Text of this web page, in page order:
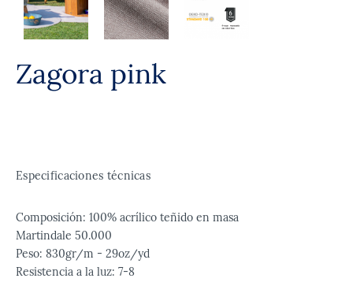
Zagora pink
Especificaciones técnicas
Composición: 100% acrílico teñido en masa
Martindale 50.000
Peso: 830gr/m - 29oz/yd
Resistencia a la luz: 7-8